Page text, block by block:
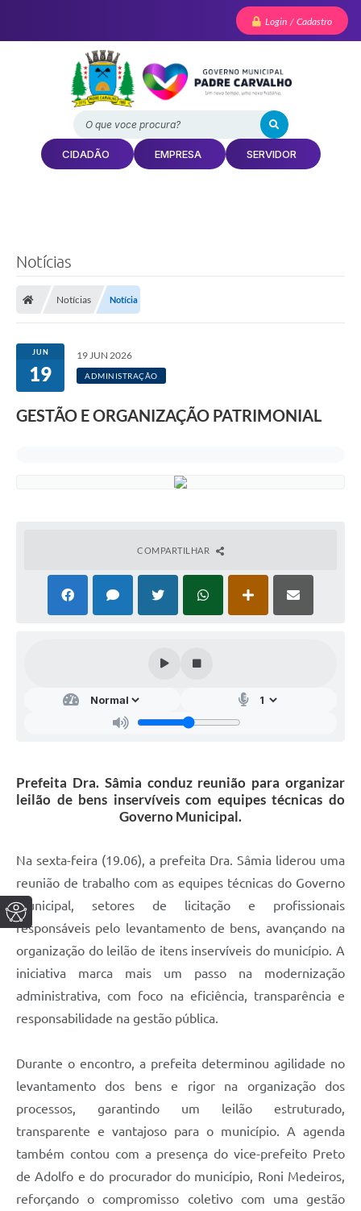
Login / Cadastro
O que voce procura?
CIDADÃO EMPRESA SERVIDOR
Notícias
Notícias Notícia
JUN
19
19 JUN 2026
ADMINISTRAÇÃO
GESTÃO E ORGANIZAÇÃO PATRIMONIAL
COMPARTILHAR
Prefeita Dra. Sâmia conduz reunião para organizar
leilão de bens inservíveis com equipes técnicas do
Governo Municipal.
Na sexta-feira (19.06), a prefeita Dra. Sâmia liderou uma
reunião de trabalho com as equipes técnicas do Governo
Municipal, setores de licitação e profissionais
responsáveis pelo levantamento de bens, avançando na
organização do leilão de itens inservíveis do município. A
iniciativa marca mais um passo na modernização
administrativa, com foco na eficiência, transparência e
responsabilidade na gestão pública.
Durante o encontro, a prefeita determinou agilidade no
levantamento dos bens e rigor na organização dos
processos, garantindo um leilão estruturado,
transparente e vantajoso para o município. A agenda
também contou com a presença do vice-prefeito Preto
de Adolfo e do procurador do município, Roni Medeiros,
reforçando o compromisso coletivo com uma gestão